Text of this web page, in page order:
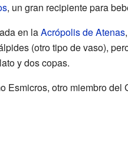
, un gran recipiente para
en laAcrópolis de Atenas
(otro tipo de vaso),
y dos copas.
Esmicros, otro miembro del